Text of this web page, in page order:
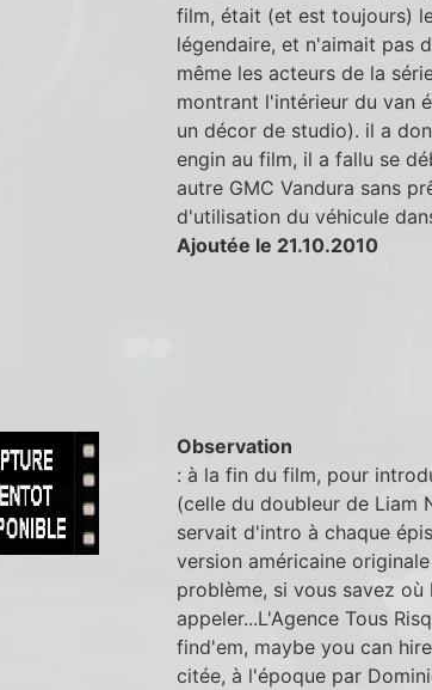
film, était (et est toujours)
légendaire, et n'aimait pas
même les acteurs de la
montrant l'intérieur du van
un décor de studio). il a
engin au film, il a fallu se
autre GMC Vandura sans
d'utilisation du véhicule
Ajoutée le 21.10.2010
Observation
: à la fin du film, pour
(celle du doubleur de Liam
servait d'intro à chaque
version américaine
problème, si vous savez
appeler...L'Agence Tous
find'em, maybe you can
citée, à l'époque par